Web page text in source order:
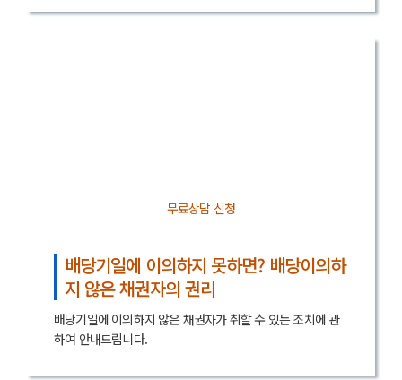
무료상담 신청
배당기일에 이의하지 못하면? 배당이의하
지 않은 채권자의 권리
배당기일에 이의하지 않은 채권자가 취할 수 있는 조치에 관
하여 안내드립니다.